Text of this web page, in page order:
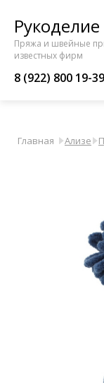
Пряжа и швейные
известных фирм
8 (922) 800 19-39
Главная Ализе